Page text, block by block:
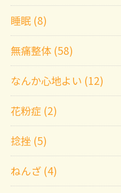
睡眠 (8)
無痛整体 (58)
なんか心地よい (12)
花粉症 (2)
捻挫 (5)
ねんざ (4)